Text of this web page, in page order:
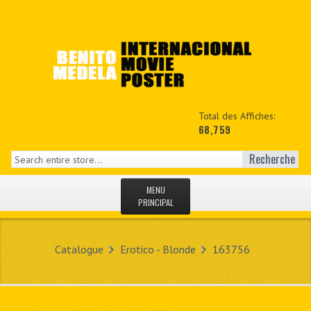
Total des Affiches:
68,759
Recherche
MENU
PRINCIPAL
MON COPTE
Catalogue Erotico - Blonde 163756